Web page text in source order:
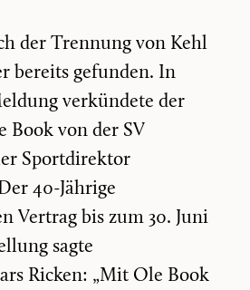
der Trennung von Kehl
bereits gefunden. In
verkündete der
Book von der SV
Sportdirektor
40-Jährige
Vertrag bis zum 30. Juni
sagte
Ricken: „Mit Ole Book